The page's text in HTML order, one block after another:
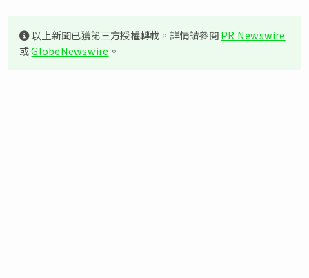
以上新聞已獲第三方授權轉載。詳情請參閱PR Newswire
或GlobeNewswire 。